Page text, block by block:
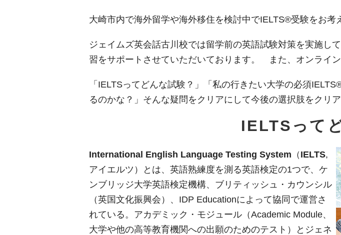
大崎市内で海外留学や海外移住を検討中でIELTS®受験をお考
ジェイムズ英会話古川校では留学前の英語試験対策を実施し
習をサポートさせていただいております。 また、オンライ
「IELTSってどんな試験？」「私の行きたい大学の必須
るのかな？」そんな疑問をクリアにして今後の選択肢をクリ
IELTSって
International English Language Testing System （ IELTS,
アイエルツ）とは、英語熟練度を測る英語検定の1つで、ケ
ンブリッジ大学英語検定機構、ブリティッシュ・カウンシル
（英国文化振興会）、IDP Educationによって協同で運営さ
れている。アカデミック・モジュール（Academic Module、
大学や他の高等教育機関への出願のためのテスト）とジェネ